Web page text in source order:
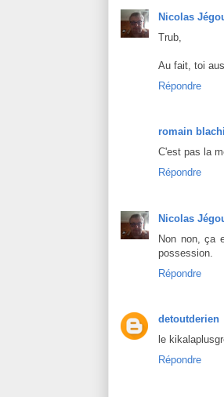
Nicolas
Trub,
Au fait, toi
Répondre
romain
C'est pas la
Répondre
Nicolas
Non non, ça
possession.
Répondre
detoutderien
le
Répondre